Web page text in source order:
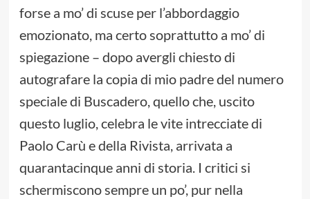
forse a mo’ di scuse per l’abbordaggio
emozionato, ma certo soprattutto a mo’ di
spiegazione – dopo avergli chiesto di
autografare la copia di mio padre del numero
speciale di Buscadero, quello che, uscito
questo luglio, celebra le vite intrecciate di
Paolo Carù e della Rivista, arrivata a
quarantacinque anni di storia. I critici si
schermiscono sempre un po’, pur nella